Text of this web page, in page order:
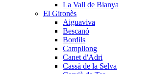
La Vall de Bianya
El Gironès
Aiguaviva
Bescanó
Bordils
Campllong
Canet d'Adri
Cassà de la Selva